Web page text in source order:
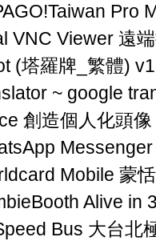
Pro
VNC Viewer 遠
(塔羅牌_繁體)
~ google
創造個人化頭
Mobile 蒙
Alive in
Bus 大台